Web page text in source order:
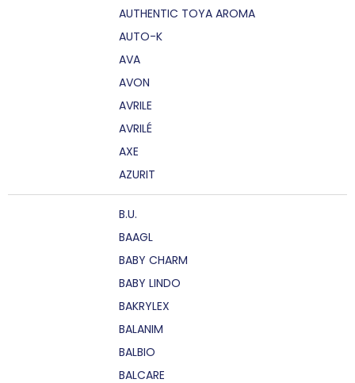
AUTHENTIC TOYA AROMA
AUTO-K
AVA
AVON
AVRILE
AVRILÉ
AXE
AZURIT
B.U.
BAAGL
BABY CHARM
BABY LINDO
BAKRYLEX
BALANIM
BALBIO
BALCARE